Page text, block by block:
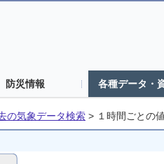
防災情報 各種データ・
の気象データ検索 > １時間ごとの